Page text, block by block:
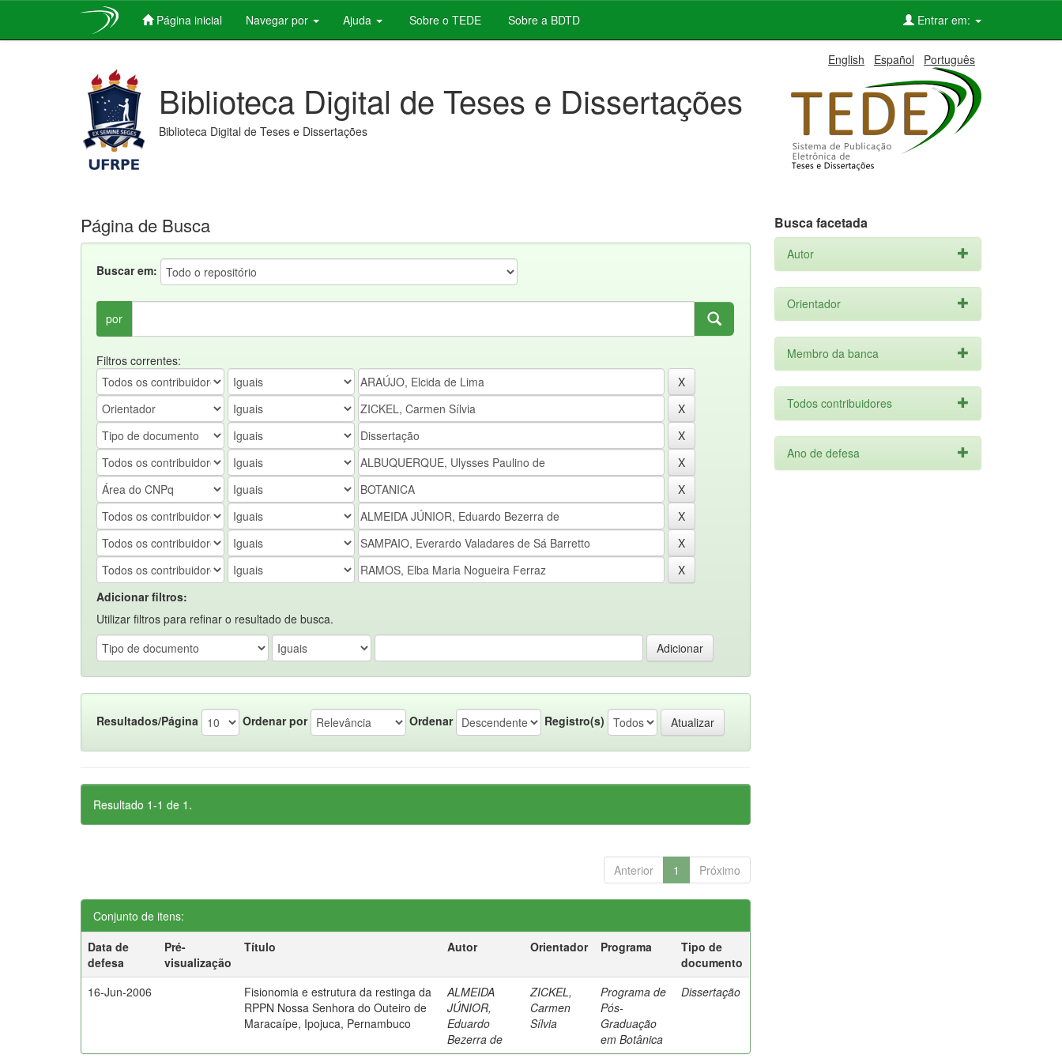
Página inicial Navegar por Ajuda Sobre o TEDE Sobre a BDTD Entrar em:
English Español Português
Biblioteca Digital de Teses e Dissertações
Biblioteca Digital de Teses e Dissertações
Página de Busca
Buscar em:
por
Filtros correntes:
Adicionar filtros:
Utilizar filtros para refinar o resultado de busca.
Resultados/Página Ordenar por Ordenar Registro(s)
Resultado 1-1 de 1.
Anterior 1 Próximo
Conjunto de itens:
Data de
defesa
Pré-
visualização
Título Autor Orientador Programa
Tipo de
documento
16-Jun-2006
Fisionomia e estrutura da restinga da
RPPN Nossa Senhora do Outeiro de
Maracaípe, Ipojuca, Pernambuco
ALMEIDA
JÚNIOR,
Eduardo
Bezerra de
ZICKEL,
Carmen
Sílvia
Programa de
Pós-
Graduação
em Botânica
Dissertação
Busca facetada
Autor
Orientador
Membro da banca
Todos contribuidores
Ano de defesa